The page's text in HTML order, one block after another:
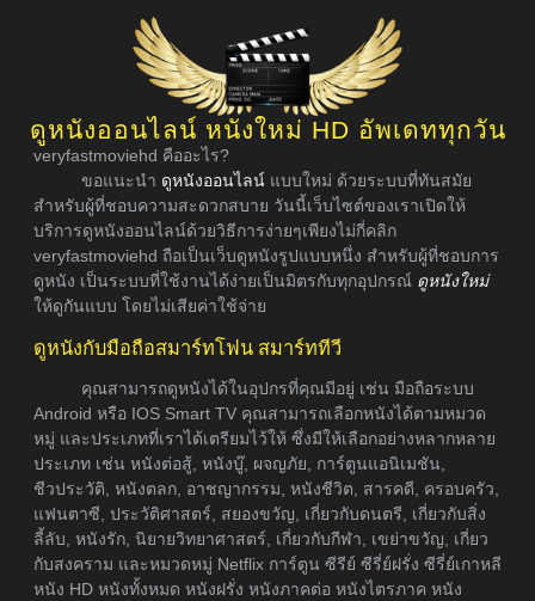
ดูหนังออนไลน์ หนังใหม่ HD อัพเดททุกวัน
veryfastmoviehd คืออะไร?
ขอแนะนำ ดูหนังออนไลน์ แบบใหม่ ด้วยระบบที่ทันสมัย
สำหรับผู้ที่ชอบความสะดวกสบาย วันนี้เว็บไซต์ของเราเปิดให้
บริการดูหนังออนไลน์ด้วยวิธีการง่ายๆเพียงไม่กี่คลิก
veryfastmoviehd ถือเป็นเว็บดูหนังรูปแบบหนึ่ง สำหรับผู้ที่ชอบการ
ดูหนัง เป็นระบบที่ใช้งานได้ง่ายเป็นมิตรกับทุกอุปกรณ์ ดูหนังใหม่
ให้ดูกันแบบ โดยไม่เสียค่าใช้จ่าย
ดูหนังกับมือถือสมาร์ทโฟน สมาร์ททีวี
คุณสามารถดูหนังได้ในอุปกรที่คุณมีอยู่ เช่น มือถือระบบ
Android หรือ IOS Smart TV คุณสามารถเลือกหนังได้ตามหมวด
หมู่ และประเภทที่เราได้เตรียมไว้ให้ ซึ่งมีให้เลือกอย่างหลากหลาย
ประเภท เช่น หนังต่อสู้, หนังบู๊, ผจญภัย, การ์ตูนแอนิเมชัน,
ชีวประวัติ, หนังตลก, อาชญากรรม, หนังชีวิต, สารคดี, ครอบครัว,
แฟนตาซี, ประวัติศาสตร์, สยองขวัญ, เกี่ยวกับดนตรี, เกี่ยวกับสิ่ง
ลี้ลับ, หนังรัก, นิยายวิทยาศาสตร์, เกี่ยวกับกีฬา, เขย่าขวัญ, เกี่ยว
กับสงคราม และหมวดหมู่ Netflix การ์ตูน ซีรีย์ ซีรี่ย์ฝรั่ง ซีรี่ย์เกาหลี
หนัง HD หนังทั้งหมด หนังฝรั่ง หนังภาคต่อ หนังไตรภาค หนัง